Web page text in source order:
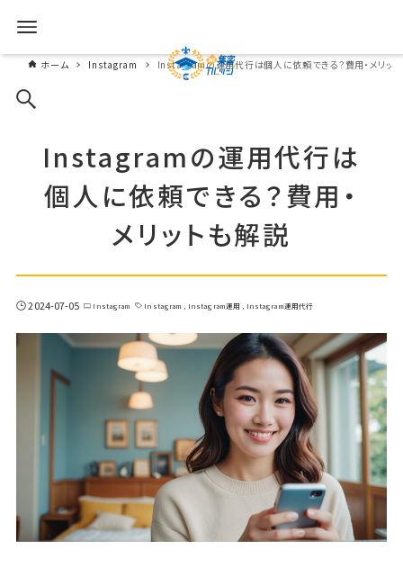
ホーム Instagram Instagramの運用代行は個人に依頼できる？費用・メリッ
Instagramの運用代行は
個人に依頼できる？費用・
メリットも解説
2024-07-05 Instagram Instagram Instagram運用 Instagram運用代行